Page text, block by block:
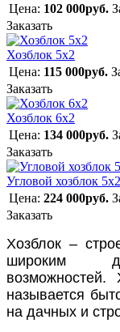
Цена: 102 000руб.
Заказать
Хозблок 5х2
Цена: 115 000руб.
Заказать
Хозблок 6х2
Цена: 134 000руб.
Заказать
Угловой хозблок 5х2
Цена: 224 000руб.
Заказать
Хозблок –
широким
возможностей.
называется
на дачных и